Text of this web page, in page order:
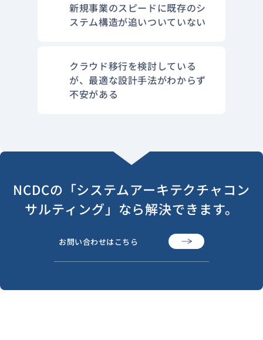
新規事業のスピードに既存のシ
ステム構造が追いついていない
クラウド移行を検討している
が、最適な設計手法がわからず
不安がある
NCDCの「システムアーキテクチャコン
サルティング」なら解決できます。
お問い合わせはこちら